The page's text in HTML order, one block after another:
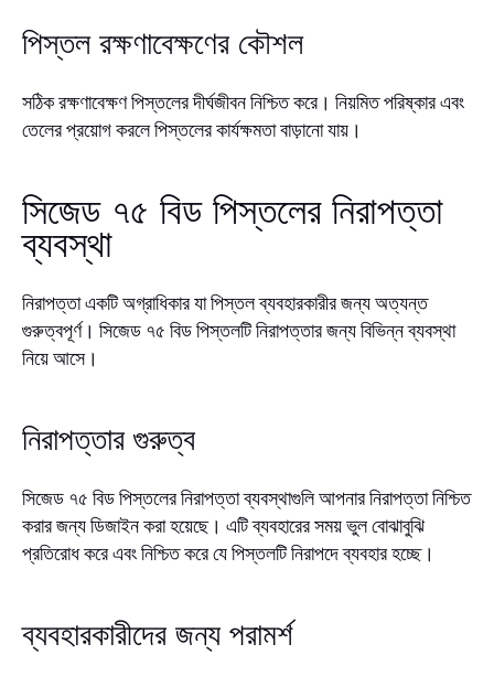
পিস্তল রক্ষণাবেক্ষণের কৌশল
সঠিক রক্ষণাবেক্ষণ পিস্তলের দীর্ঘজীবন নিশ্চিত করে। নিয়মিত পরিষ্কার এবং
তেলের প্রয়োগ করলে পিস্তলের কার্যক্ষমতা বাড়ানো যায়।
সিজেড ৭৫ বিড পিস্তলের নিরাপত্তা
ব্যবস্থা
নিরাপত্তা একটি অগ্রাধিকার যা পিস্তল ব্যবহারকারীর জন্য অত্যন্ত
গুরুত্বপূর্ণ। সিজেড ৭৫ বিড পিস্তলটি নিরাপত্তার জন্য বিভিন্ন ব্যবস্থা
নিয়ে আসে।
নিরাপত্তার গুরুত্ব
সিজেড ৭৫ বিড পিস্তলের নিরাপত্তা ব্যবস্থাগুলি আপনার নিরাপত্তা নিশ্চিত
করার জন্য ডিজাইন করা হয়েছে। এটি ব্যবহারের সময় ভুল বোঝাবুঝি
প্রতিরোধ করে এবং নিশ্চিত করে যে পিস্তলটি নিরাপদে ব্যবহার হচ্ছে।
ব্যবহারকারীদের জন্য পরামর্শ